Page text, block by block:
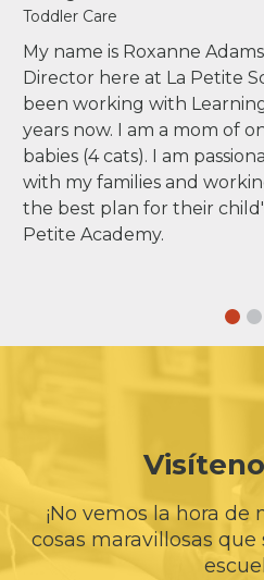
Toddler Care
My name is Roxanne
Director here at La Petite
been working with
years now. I am a mom of
babies (4 cats). I am
with my families and
the best plan for their
Petite Academy.
¡No vemos la hora de
cosas maravillosas